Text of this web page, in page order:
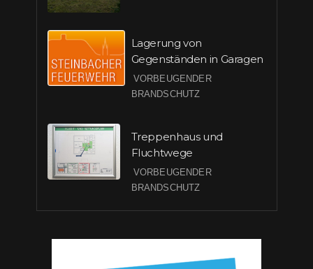
Lagerung von
Gegenständen in Garagen
VORBEUGENDER
BRANDSCHUTZ
Treppenhaus und
Fluchtwege
VORBEUGENDER
BRANDSCHUTZ